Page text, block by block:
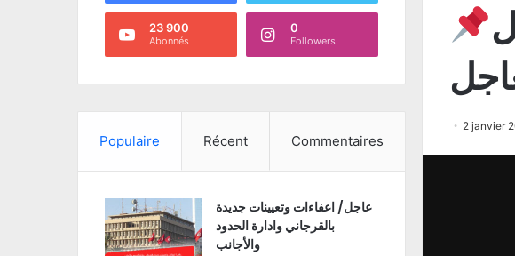
2 janvier
23 900
Abonnés
0
Followers
Populaire Récent Commentaires
عاجل/ اعفاءات وتعيينات جديدة
بالقرجاني وادارة الحدود
والأجانب